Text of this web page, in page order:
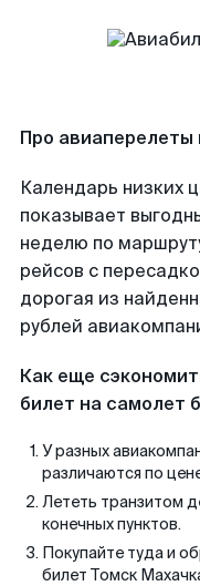
Про
Календарь низких
показывает
неделю по
рейсов с
дорогая из
рублей
Как еще
билет на самолет
У разных
различаются по
Лететь транзитом
конечных пунктов.
Покупайте туда и
билет Томск